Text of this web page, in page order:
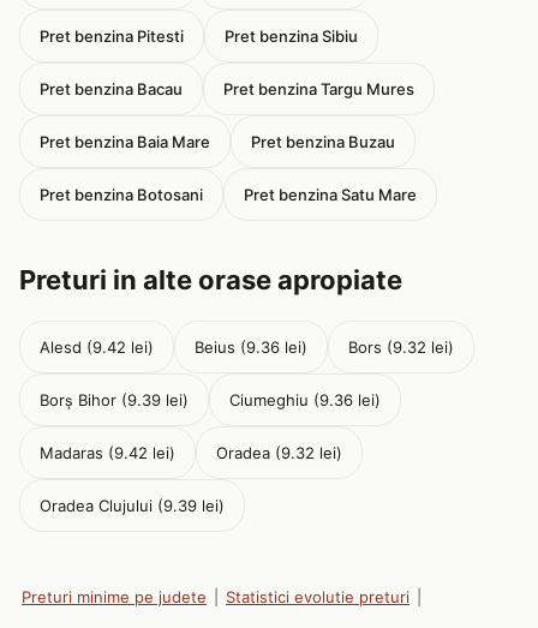
Pret benzina Pitesti Pret benzina Sibiu
Pret benzina Bacau Pret benzina Targu Mures
Pret benzina Baia Mare Pret benzina Buzau
Pret benzina Botosani Pret benzina Satu Mare
Preturi in alte orase apropiate
Alesd (9.42 lei) Beius (9.36 lei) Bors (9.32 lei)
Borș Bihor (9.39 lei) Ciumeghiu (9.36 lei)
Madaras (9.42 lei) Oradea (9.32 lei)
Oradea Clujului (9.39 lei)
Preturi minime pe judete Statistici evolutie preturi